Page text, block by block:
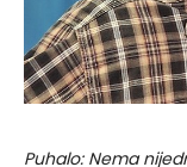
Puhalo: Nema